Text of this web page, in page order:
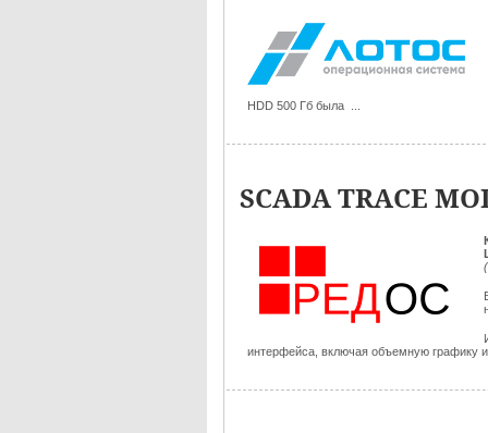
HDD 500 Гб была ...
SCADA TRACE
интерфейса, включая объемную графику